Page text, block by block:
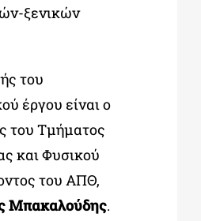
ξενικών
του
έργου είναι ο
του Τμήματος
και Φυσικού
του ΑΠΘ,
Μπακαλούδης.